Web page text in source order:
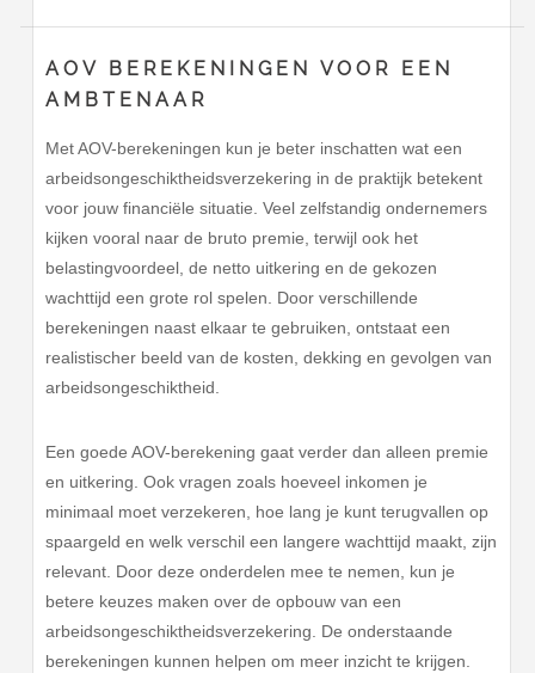
AOV BEREKENINGEN VOOR EEN
AMBTENAAR
Met AOV-berekeningen kun je beter inschatten wat een
arbeidsongeschiktheidsverzekering in de praktijk betekent
voor jouw financiële situatie. Veel zelfstandig ondernemers
kijken vooral naar de bruto premie, terwijl ook het
belastingvoordeel, de netto uitkering en de gekozen
wachttijd een grote rol spelen. Door verschillende
berekeningen naast elkaar te gebruiken, ontstaat een
realistischer beeld van de kosten, dekking en gevolgen van
arbeidsongeschiktheid.
Een goede AOV-berekening gaat verder dan alleen premie
en uitkering. Ook vragen zoals hoeveel inkomen je
minimaal moet verzekeren, hoe lang je kunt terugvallen op
spaargeld en welk verschil een langere wachttijd maakt, zijn
relevant. Door deze onderdelen mee te nemen, kun je
betere keuzes maken over de opbouw van een
arbeidsongeschiktheidsverzekering. De onderstaande
berekeningen kunnen helpen om meer inzicht te krijgen.